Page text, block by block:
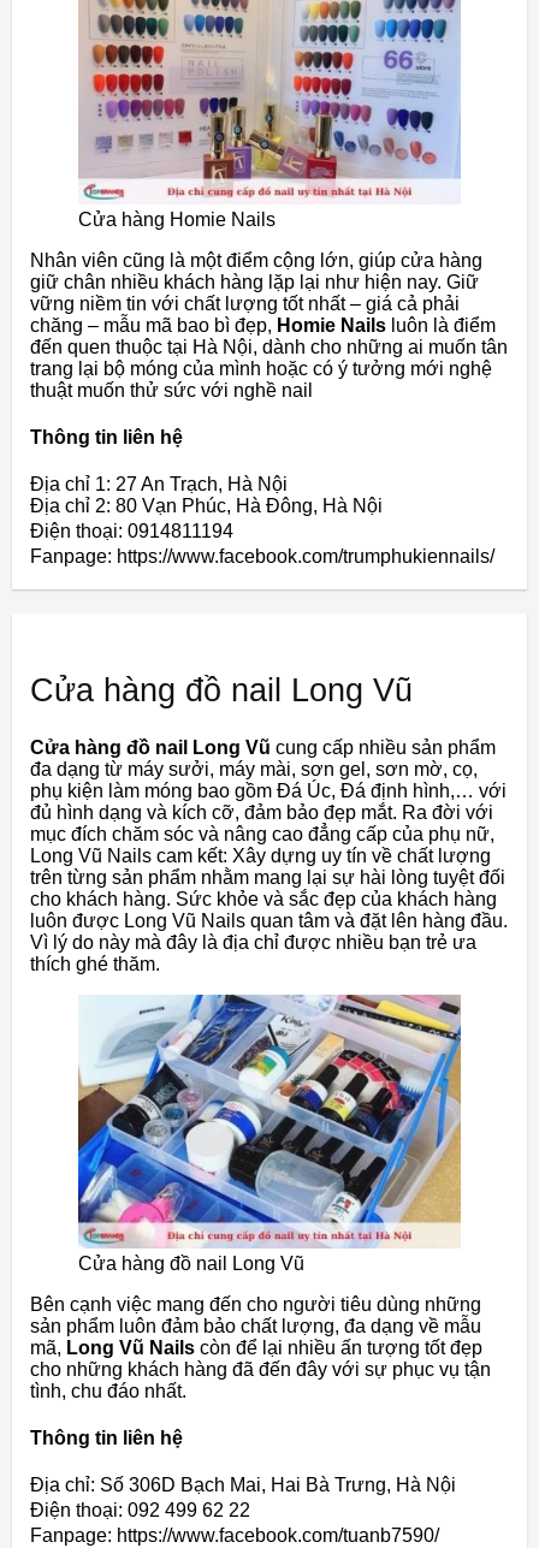
Cửa hàng Homie Nails
Nhân viên cũng là một điểm cộng lớn, giúp cửa hàng
giữ chân nhiều khách hàng lặp lại như hiện nay. Giữ
vững niềm tin với chất lượng tốt nhất – giá cả phải
chăng – mẫu mã bao bì đẹp, Homie Nails luôn là điểm
đến quen thuộc tại Hà Nội, dành cho những ai muốn tân
trang lại bộ móng của mình hoặc có ý tưởng mới nghệ
thuật muốn thử sức với nghề nail
Thông tin liên hệ
Địa chỉ 1: 27 An Trạch, Hà Nội
Địa chỉ 2: 80 Vạn Phúc, Hà Đông, Hà Nội
Điện thoại: 0914811194
Fanpage: https://www.facebook.com/trumphukiennails/
Cửa hàng đồ nail Long Vũ
Cửa hàng đồ nail Long Vũ cung cấp nhiều sản phẩm
đa dạng từ máy sưởi, máy mài, sơn gel, sơn mờ, cọ,
phụ kiện làm móng bao gồm Đá Úc, Đá định hình,… với
đủ hình dạng và kích cỡ, đảm bảo đẹp mắt. Ra đời với
mục đích chăm sóc và nâng cao đẳng cấp của phụ nữ,
Long Vũ Nails cam kết: Xây dựng uy tín về chất lượng
trên từng sản phẩm nhằm mang lại sự hài lòng tuyệt đối
cho khách hàng. Sức khỏe và sắc đẹp của khách hàng
luôn được Long Vũ Nails quan tâm và đặt lên hàng đầu.
Vì lý do này mà đây là địa chỉ được nhiều bạn trẻ ưa
thích ghé thăm.
Cửa hàng đồ nail Long Vũ
Bên cạnh việc mang đến cho người tiêu dùng những
sản phẩm luôn đảm bảo chất lượng, đa dạng về mẫu
mã, Long Vũ Nails còn để lại nhiều ấn tượng tốt đẹp
cho những khách hàng đã đến đây với sự phục vụ tận
tình, chu đáo nhất.
Thông tin liên hệ
Địa chỉ: Số 306D Bạch Mai, Hai Bà Trưng, Hà Nội
Điện thoại: 092 499 62 22
Fanpage: https://www.facebook.com/tuanb7590/